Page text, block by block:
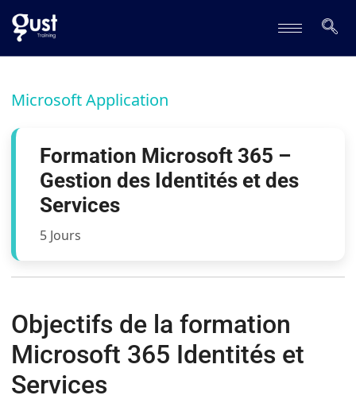
Microsoft Application
Formation Microsoft 365 –
Gestion des Identités et des
Services
5 Jours
Objectifs de la formation
Microsoft 365 Identités et
Services